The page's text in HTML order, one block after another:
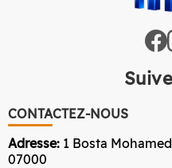
CONTACTEZ-NOUS
Adresse: 1 Bosta
07000